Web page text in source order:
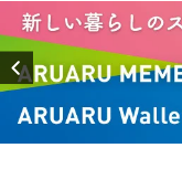
Previous